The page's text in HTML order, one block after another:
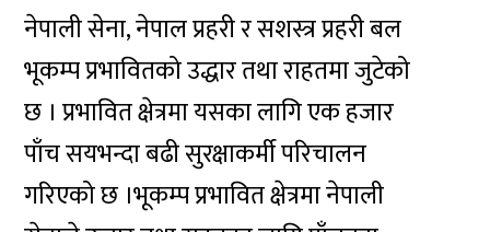
नेपाली सेना, नेपाल प्रहरी र सशस्त्र प्रहरी बल
भूकम्प प्रभावितको उद्धार तथा राहतमा जुटेको
छ । प्रभावित क्षेत्रमा यसका लागि एक हजार
पाँच सयभन्दा बढी सुरक्षाकर्मी परिचालन
गरिएको छ ।भूकम्प प्रभावित क्षेत्रमा नेपाली